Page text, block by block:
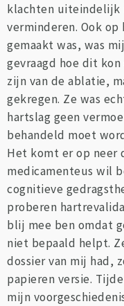
klachten uiteindelijk
verminderen. Ook
gemaakt was, was
gevraagd hoe dit
zijn van de ablatie,
gekregen. Ze was
hartslag geen
behandeld moet
Het komt er op neer
medicamenteus wil
cognitieve
proberen
blij mee ben omdat
niet bepaald helpt.
dossier van mij had,
papieren versie.
mijn